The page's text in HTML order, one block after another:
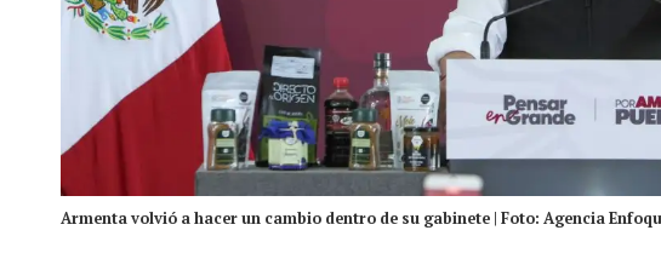
Armenta volvió a hacer un cambio dentro de su gabinete | Foto: Agencia